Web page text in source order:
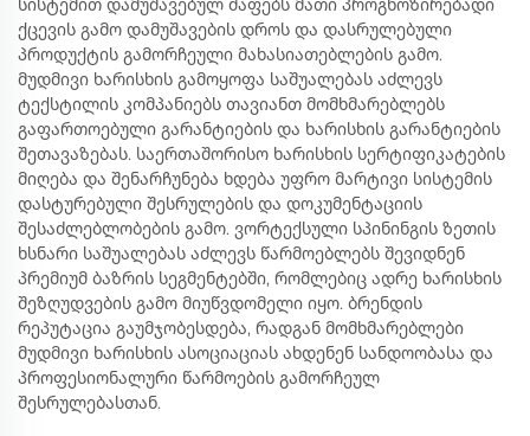
სისტემით დამუშავებულ ძაფებს მათი პროგნოზირებადი
ქცევის გამო დამუშავების დროს და დასრულებული
პროდუქტის გამორჩეული მახასიათებლების გამო.
მუდმივი ხარისხის გამოყოფა საშუალებას აძლევს
ტექსტილის კომპანიებს თავიანთ მომხმარებლებს
გაფართოებული გარანტიების და ხარისხის გარანტიების
შეთავაზებას. საერთაშორისო ხარისხის სერტიფიკატების
მიღება და შენარჩუნება ხდება უფრო მარტივი სისტემის
დასტურებული შესრულების და დოკუმენტაციის
შესაძლებლობების გამო. ვორტექსული სპინინგის ზეთის
ხსნარი საშუალებას აძლევს წარმოებლებს შევიდნენ
პრემიუმ ბაზრის სეგმენტებში, რომლებიც ადრე ხარისხის
შეზღუდვების გამო მიუწვდომელი იყო. ბრენდის
რეპუტაცია გაუმჯობესდება, რადგან მომხმარებლები
მუდმივი ხარისხის ასოციაციას ახდენენ სანდოობასა და
პროფესიონალური წარმოების გამორჩეულ
შესრულებასთან.